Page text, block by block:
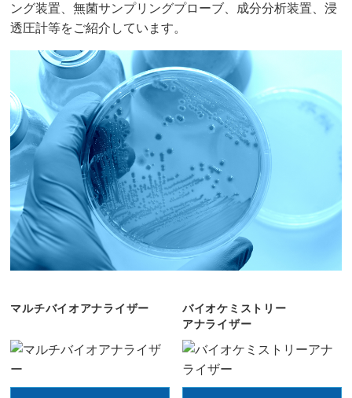
ング装置、無菌サンプリングプローブ、成分分析装置、浸
透圧計等をご紹介しています。
マルチバイオアナライザー
バイオケミストリー
アナライザー